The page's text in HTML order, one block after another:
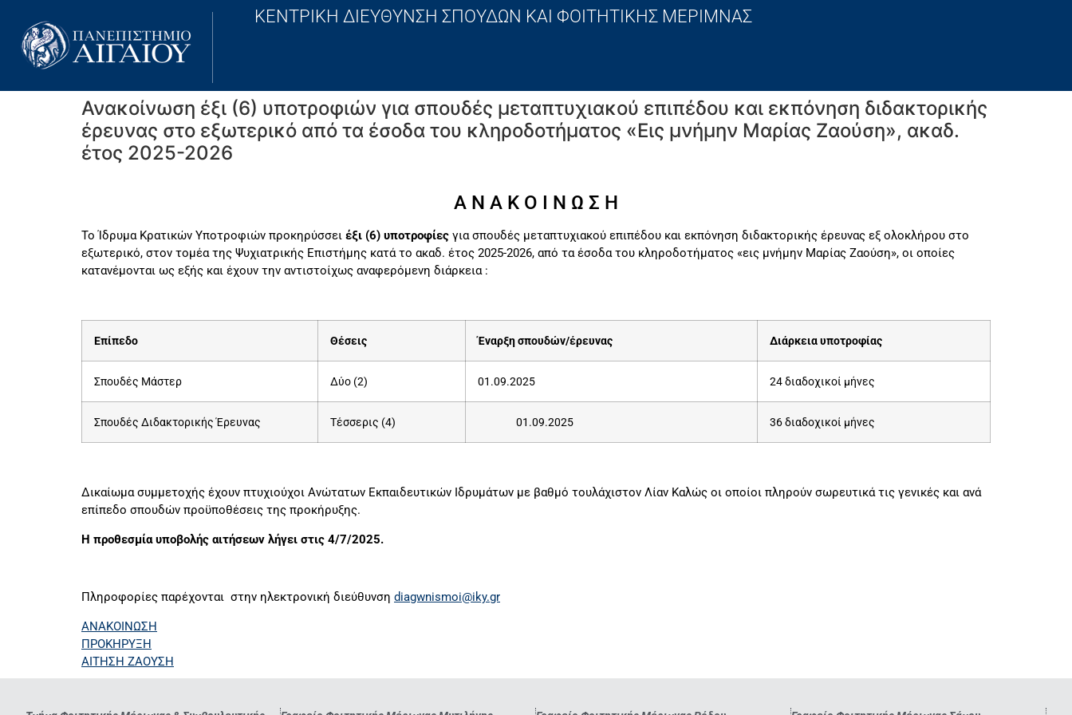
ΚΕΝΤΡΙΚΗ ΔΙΕΥΘΥΝΣΗ ΣΠΟΥΔΩΝ ΚΑΙ ΦΟΙΤΗΤΙΚΗΣ ΜΕΡΙΜΝΑΣ
Ανακοίνωση έξι (6) υποτροφιών για σπουδές μεταπτυχιακού επιπέδου και εκπόνηση διδακτορικής
έρευνας στο εξωτερικό από τα έσοδα του κληροδοτήματος «Εις μνήμην Μαρίας Ζαούση», ακαδ.
έτος 2025-2026
Α Ν Α Κ Ο Ι Ν Ω Σ Η
Το Ίδρυμα Κρατικών Υποτροφιών προκηρύσσει έξι (6) υποτροφίες για σπουδές μεταπτυχιακού επιπέδου και εκπόνηση διδακτορικής έρευνας εξ ολοκλήρου στο
εξωτερικό, στον τομέα της Ψυχιατρικής Επιστήμης κατά το ακαδ. έτος 2025-2026, από τα έσοδα του κληροδοτήματος «εις μνήμην Μαρίας Ζαούση», οι οποίες
κατανέμονται ως εξής και έχουν την αντιστοίχως αναφερόμενη διάρκεια :
Επίπεδο Θέσεις Έναρξησπουδών/έρευνας Διάρκεια υποτροφίας
Σπουδές Μάστερ Δύο (2) 01.09.2025 24 διαδοχικοί μήνες
Σπουδές Διδακτορικής Έρευνας Τέσσερις (4) 01.09.2025 36 διαδοχικοί μήνες
Δικαίωμα συμμετοχής έχουν πτυχιούχοι Ανώτατων Εκπαιδευτικών Ιδρυμάτων με βαθμό τουλάχιστον Λίαν Καλώς οι οποίοι πληρούν σωρευτικά τις γενικές και ανά
επίπεδο σπουδών προϋποθέσεις της προκήρυξης.
H προθεσμία υποβολής αιτήσεων λήγει στις 4/7/2025.
Πληροφορίες παρέχονται στην ηλεκτρονική διεύθυνση diagwnismoi@iky.gr
ΑΝΑΚΟΙΝΩΣΗ
ΠΡΟΚΗΡΥΞΗ
ΑΙΤΗΣΗ ΖΑΟΥΣΗ